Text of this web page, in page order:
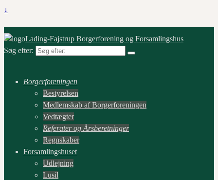
↓
Lading-Fajstrup Borgerforening og Forsamlingshus
Søg efter:
Borgerforeningen
Bestyrelsen
Medlemskab af Borgerforeningen
Vedtægter
Referater og Årsberetninger
Regnskaber
Forsamlingshuset
Udlejning
Lusil